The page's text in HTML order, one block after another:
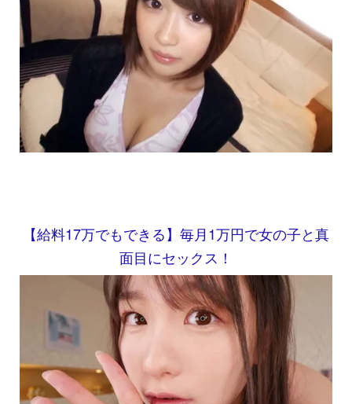
【給料17万でもできる】毎月1万円で女の子と真
面目にセックス！